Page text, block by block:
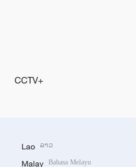
CCTV+
Lao ລາວ
Malay Bahasa Melayu